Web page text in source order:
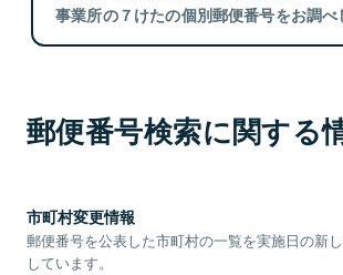
事業所の７けたの個別郵便番号をお調べ
郵便番号検索に関する
市町村変更情報
郵便番号を公表した市町村の一覧を実施日の新
しています。